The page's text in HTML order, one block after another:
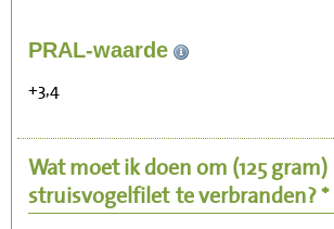
PRAL-waarde
+3,4
Wat moet ik doen om (125 gram)
struisvogelfilet te verbranden? *
Zitten, tv kijken
Wandelen (5 km/uur)